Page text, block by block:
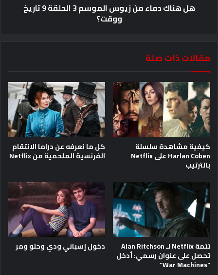
هل هناك دماء من زيوس الموسم 3 الحلقة 9 تاريخ
ووقت؟
مقالات ذات صلة
كيفية مشاهدة سلسلة
Harlan Coben على Netflix
بالترتيب
كل ما نعرفه عن دراما الانتقام
الفرنسية الملحمية من Netflix
تتمة Netflix لـ Alan Ritchson
تحصل على عنوان رسمي: أدخل
“War Machines”
دخول إسباني ودي وحلو ومر